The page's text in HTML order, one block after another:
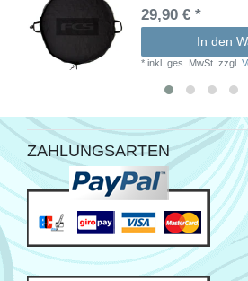
29,90 € *
In den
*inkl. ges. MwSt. zzgl.
ZAHLUNGSARTEN